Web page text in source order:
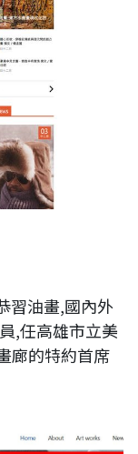
習油畫,國內外
,任高雄市立美
廊的特約首席